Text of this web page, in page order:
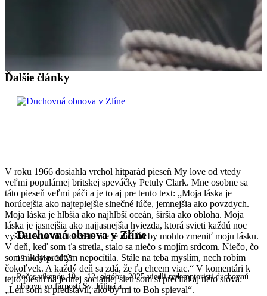
V roku 1966 dosiahla vrchol hitparád pieseň My love od vtedy
veľmi populárnej britskej speváčky Petuly Clark. Mne osobne sa
táto pieseň veľmi páči a je to aj pre tento text: „Moja láska je
horúcejšia ako najteplejšie slnečné lúče, jemnejšia ako povzdych.
Moja láska je hlbšia ako najhlbší oceán, širšia ako obloha. Moja
láska je jasnejšia ako najjasnejšia hviezda, ktorá svieti každú noc
vyššie. A na tomto svete nie je nič, čo by mohlo zmeniť moju lásku.
V deň, keď som ťa stretla, stalo sa niečo s mojím srdcom. Niečo, čo
som nikdy predtým nepocítila. Stále na teba myslím, nech robím
čokoľvek. A každý deň sa zdá, že ťa chcem viac.“ V komentári k
tejto piesni na jednej sociálnej sieti som si prečítal aj tieto slová:
„Len som si predstavil, ako by mi to Boh spieval“.
Ďalšie články
Duchovná obnova v Zlíne
19. októbra 2025
Počas víkendu 10. – 12. októbra 2025 viedli redemptoristi duchovnú
obnovu vo farnosti Sv. Filipa a…